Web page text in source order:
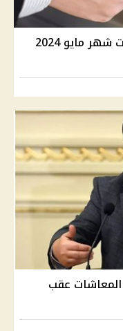
التأمينات تعلن أماكن صرف معاشات شهر مايو 2024
عقب